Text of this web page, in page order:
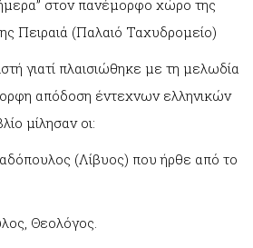
στον πανέμορφο χώρο της
Πειραιά (Παλαιό Ταχυδρομείο)
γιατί πλαισιώθηκε με τη μελωδία
απόδοση έντεχνων ελληνικών
μίλησαν οι:
(Λίβυος) που ήρθε από το
Θεολόγος.